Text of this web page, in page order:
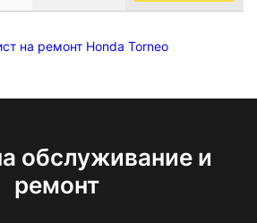
на ремонт Honda Torneo
обслуживание и
ремонт